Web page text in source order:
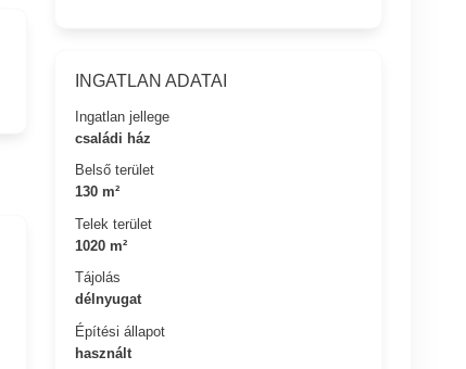
INGATLAN ADATAI
Ingatlan jellege
családi ház
Belső terület
130 m²
Telek terület
1020 m²
Tájolás
délnyugat
Építési állapot
használt